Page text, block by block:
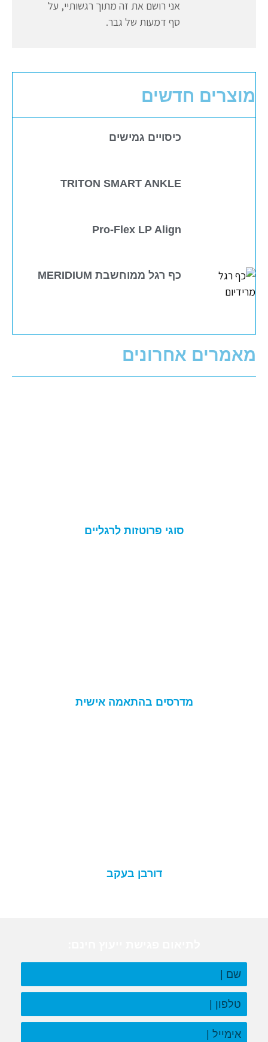
אני רושם את זה מתוך רגשותיי, על
סף דמעות של גבר.
מוצרים חדשים
כיסויים גמישים
TRITON SMART ANKLE
Pro-Flex LP Align
כף רגל ממוחשבת MERIDIUM
מאמרים אחרונים
סוגי פרוטזות לרגליים
מדרסים בהתאמה אישית
דורבן בעקב